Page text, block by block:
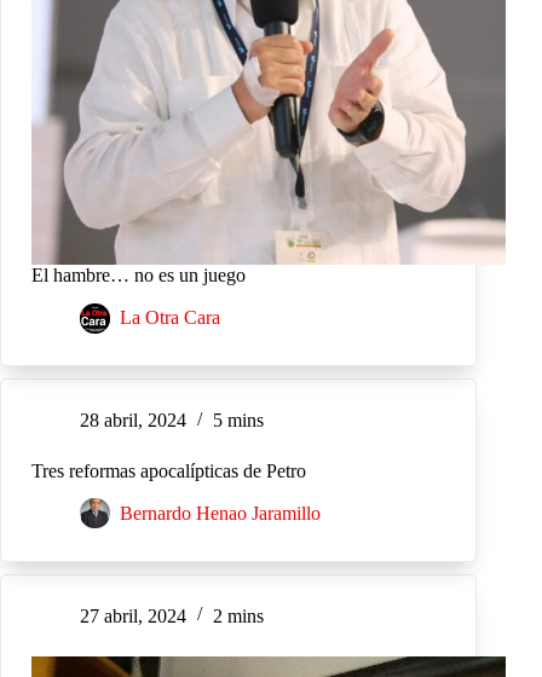
El hambre… no es un juego
La Otra Cara
28 abril, 2024 5 mins
Tres reformas apocalípticas de Petro
Bernardo Henao Jaramillo
27 abril, 2024 2 mins